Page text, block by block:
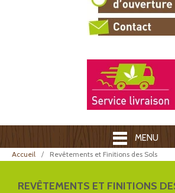
MENU
Accueil Revêtements et Finitions des Sols
REVÊTEMENTS ET FINITIONS